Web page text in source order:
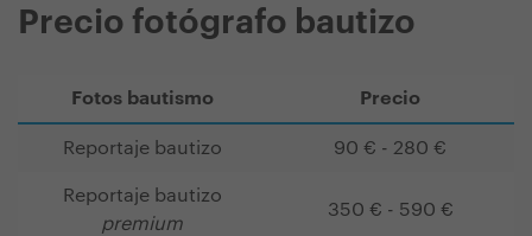
Precio fotógrafo bautizo
Fotos bautismo Precio
Reportaje bautizo 90 € - 280 €
Reportaje bautizo
premium
350 € - 590 €